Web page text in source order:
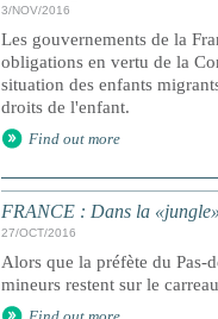
3/NOV/2016
Les gouvernements de la
obligations en vertu de la
situation des enfants
droits de l'enfant.
Find out more
FRANCE : Dans la
27/OCT/2016
Alors que la préfète du Pas-
mineurs restent sur le